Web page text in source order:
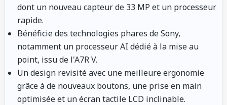
dont un nouveau capteur de 33 MP et un processeur
rapide.
Bénéficie des technologies phares de Sony,
notamment un processeur AI dédié à la mise au
point, issu de l'A7R V.
Un design revisité avec une meilleure ergonomie
grâce à de nouveaux boutons, une prise en main
optimisée et un écran tactile LCD inclinable.